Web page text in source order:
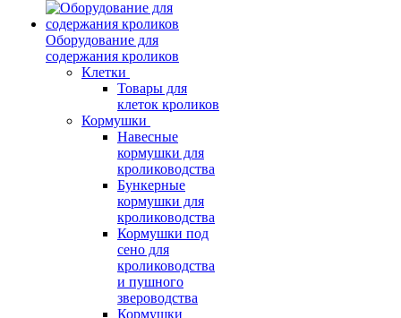
Оборудование для
содержания кроликов
Клетки
Товары для
клеток кроликов
Кормушки
Навесные
кормушки для
кролиководства
Бункерные
кормушки для
кролиководства
Кормушки под
сено для
кролиководства
и пушного
звероводства
Кормушки